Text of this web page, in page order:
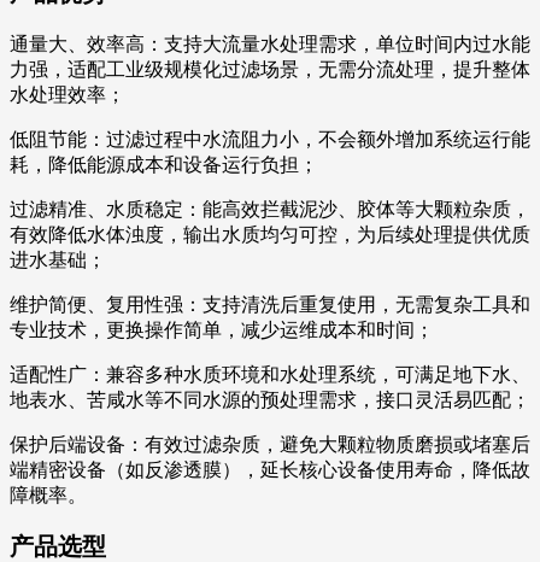
通量大、效率高：支持大流量水处理需求，单位时间内过水能
力强，适配工业级规模化过滤场景，无需分流处理，提升整体
水处理效率；
低阻节能：过滤过程中水流阻力小，不会额外增加系统运行能
耗，降低能源成本和设备运行负担；
过滤精准、水质稳定：能高效拦截泥沙、胶体等大颗粒杂质，
有效降低水体浊度，输出水质均匀可控，为后续处理提供优质
进水基础；
维护简便、复用性强：支持清洗后重复使用，无需复杂工具和
专业技术，更换操作简单，减少运维成本和时间；
适配性广：兼容多种水质环境和水处理系统，可满足地下水、
地表水、苦咸水等不同水源的预处理需求，接口灵活易匹配；
保护后端设备：有效过滤杂质，避免大颗粒物质磨损或堵塞后
端精密设备（如反渗透膜），延长核心设备使用寿命，降低故
障概率。
产品选型